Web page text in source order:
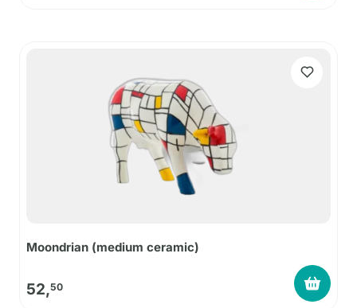
Moondrian (medium ceramic)
52,50